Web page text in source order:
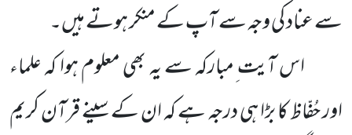
سے عناد کی وجہ سے آپ کے منکر ہوتے ہیں۔
اس آیت ِمبارکہ سے یہ بھی معلوم ہوا کہ علماء
اور حُفّاظ کا بڑا ہی درجہ ہے کہ ان کے سینے قرآن کریم